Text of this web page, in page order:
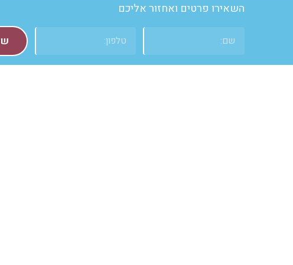
השאירו פרטים ואחזור אליכם